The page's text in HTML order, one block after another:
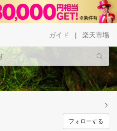
ガイド 楽天市場
フォローする